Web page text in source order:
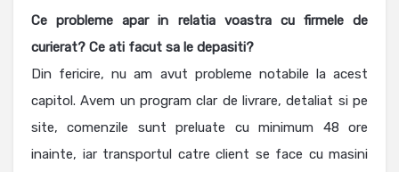
Ce probleme apar in relatia voastra cu firmele de
curierat? Ce ati facut sa le depasiti?
Din fericire, nu am avut probleme notabile la acest
capitol. Avem un program clar de livrare, detaliat si pe
site, comenzile sunt preluate cu minimum 48 ore
inainte, iar transportul catre client se face cu masini